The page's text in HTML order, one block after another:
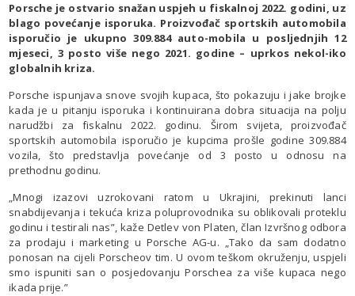
Porsche je ostvario snažan uspjeh u fiskalnoj 2022. godini, uz
blago povećanje isporuka. Proizvođač sportskih automobila
isporučio je ukupno 309.884 auto-mobila u posljednjih 12
mjeseci, 3 posto više nego 2021. godine – uprkos nekol-iko
globalnih kriza.
Porsche ispunjava snove svojih kupaca, što pokazuju i jake brojke
kada je u pitanju isporuka i kontinuirana dobra situacija na polju
narudžbi za fiskalnu 2022. godinu. Širom svijeta, proizvođač
sportskih automobila isporučio je kupcima prošle godine 309.884
vozila, što predstavlja povećanje od 3 posto u odnosu na
prethodnu godinu.
„Mnogi izazovi uzrokovani ratom u Ukrajini, prekinuti lanci
snabdijevanja i tekuća kriza poluprovodnika su oblikovali proteklu
godinu i testirali nas”, kaže Detlev von Platen, član Izvršnog odbora
za prodaju i marketing u Porsche AG-u. „Tako da sam dodatno
ponosan na cijeli Porscheov tim. U ovom teškom okruženju, uspjeli
smo ispuniti san o posjedovanju Porschea za više kupaca nego
ikada prije.”